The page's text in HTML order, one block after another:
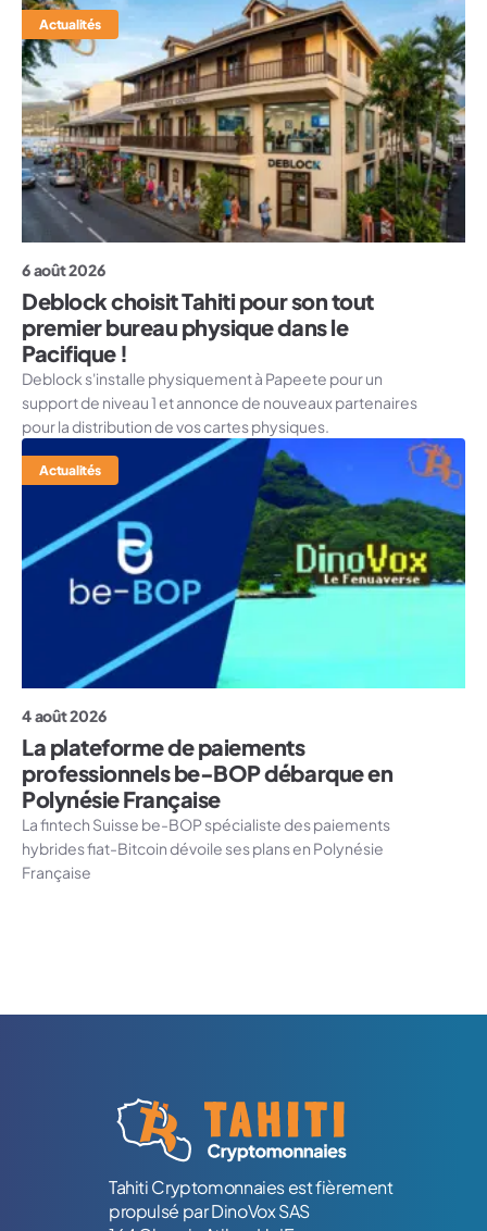
Actualités
6 août 2026
Deblock choisit Tahiti pour son tout
premier bureau physique dans le
Pacifique !
Deblock s'installe physiquement à Papeete pour un
support de niveau 1 et annonce de nouveaux partenaires
pour la distribution de vos cartes physiques.
Actualités
4 août 2026
La plateforme de paiements
professionnels be-BOP débarque en
Polynésie Française
La fintech Suisse be-BOP spécialiste des paiements
hybrides fiat-Bitcoin dévoile ses plans en Polynésie
Française
Tahiti Cryptomonnaies est fièrement
propulsé par DinoVox SAS